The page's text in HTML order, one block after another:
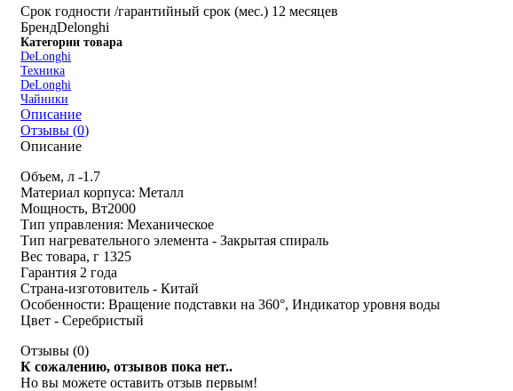
Срок годности /гарантийный срок (мес.) 12 месяцев
БрендDelonghi
Категории товара
DeLonghi
Техника
DeLonghi
Чайники
Описание
Отзывы (0)
Описание
Объем, л -1.7
Материал корпуса: Металл
Мощность, Вт2000
Тип управления: Механическое
Тип нагревательного элемента - Закрытая спираль
Вес товара, г 1325
Гарантия 2 года
Страна-изготовитель - Китай
Особенности: Вращение подставки на 360°, Индикатор уровня воды
Цвет - Серебристый
Отзывы (0)
К сожалению, отзывов пока нет..
Но вы можете оставить отзыв первым!